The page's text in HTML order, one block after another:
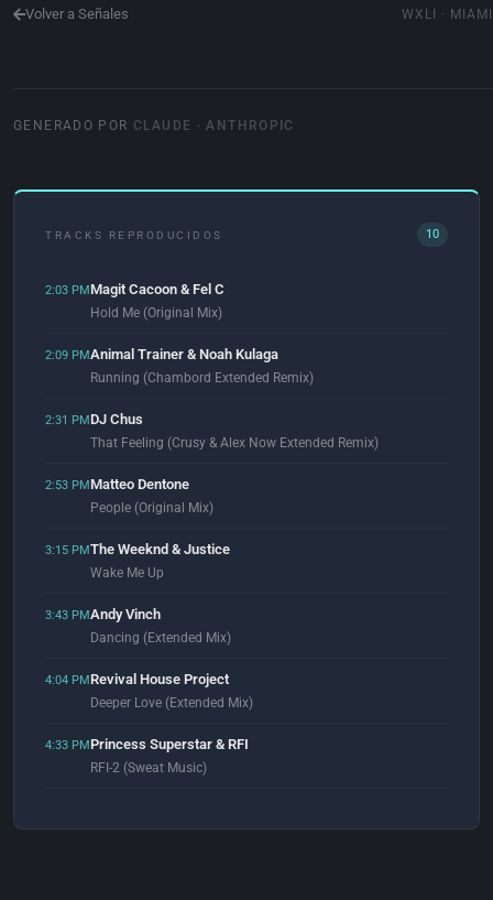
Volver a Señales WXLI · MIAMI
GENERADO POR CLAUDE · ANTHROPIC
TRACKS REPRODUCIDOS 10
2:03 PMMagit Cacoon & Fel C
Hold Me (Original Mix)
2:09 PMAnimal Trainer & Noah Kulaga
Running (Chambord Extended Remix)
2:31 PMDJ Chus
That Feeling (Crusy & Alex Now Extended Remix)
2:53 PMMatteo Dentone
People (Original Mix)
3:15 PMThe Weeknd & Justice
Wake Me Up
3:43 PMAndy Vinch
Dancing (Extended Mix)
4:04 PMRevival House Project
Deeper Love (Extended Mix)
4:33 PMPrincess Superstar & RFI
RFI-2 (Sweat Music)
That's True (Original Mix)